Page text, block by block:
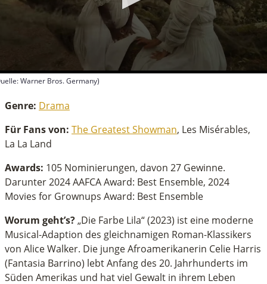
Warner Bros. Germany)
Genre: Drama
Für Fans von: The Greatest Showman, Les Misérables,
La La Land
Awards: 105 Nominierungen, davon 27 Gewinne.
Darunter 2024 AAFCA Award: Best Ensemble, 2024
Movies for Grownups Award: Best Ensemble
Worum geht’s?„Die Farbe Lila“ (2023) ist eine moderne
Musical-Adaption des gleichnamigen Roman-Klassikers
von Alice Walker. Die junge Afroamerikanerin Celie Harris
(Fantasia Barrino) lebt Anfang des 20. Jahrhunderts im
Süden Amerikas und hat viel Gewalt in ihrem Leben